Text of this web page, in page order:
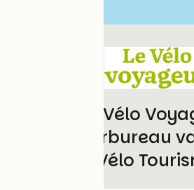
Le Vélo
partnerbureau
Vélo